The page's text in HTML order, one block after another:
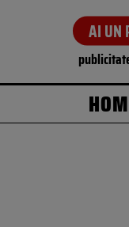
AI UN